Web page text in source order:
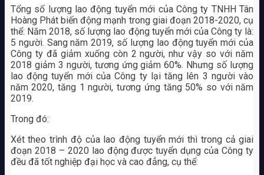
Tổng số lượng lao động tuyển mới của Công ty TNHH Tân
Hoàng Phát biến động mạnh trong giai đoạn 2018-2020, cụ
thể: Năm 2018, số lượng lao động tuyển mới của Công ty là:
5 người. Sang năm 2019, số lượng lao động tuyển mới của
Công ty đã giảm xuống còn 2 người, như vậy so với năm
2018 giảm 3 người, tương ứng giảm 60%. Nhưng số lượng
lao động tuyển mới của Công ty lại tăng lên 3 người vào
năm 2020, tăng 1 người, tương ứng tăng 50% so với năm
2019.
Trong đó:
Xét theo trình độ của lao động tuyển mới thì trong cả giai
đoạn 2018 – 2020 lao động được tuyển dụng của Công ty
đều đã tốt nghiệp đại học và cao đẳng, cụ thể: